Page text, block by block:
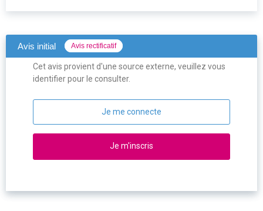
Avis initial Avis rectificatif
Cet avis provient d'une source externe, veuillez vous
identifier pour le consulter.
Je me connecte
Je m'inscris